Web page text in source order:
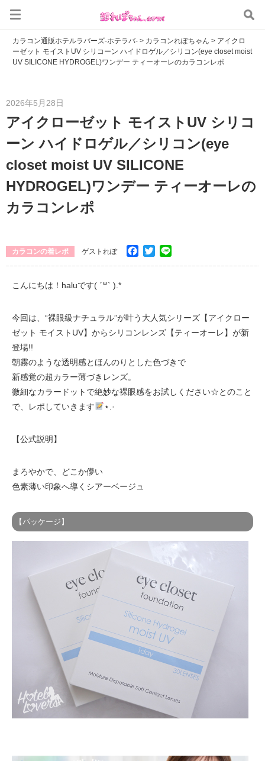
カラコン通販ホテルラバーズ-ホテラバ- > カラコンれぽちゃん > アイクロ
ーゼット モイストUV シリコーン ハイドロゲル／シリコン(eye closet moist
UV SILICONE HYDROGEL)ワンデー ティーオーレのカラコンレポ
2026年5月28日
アイクローゼット モイストUV シリコ
ーン ハイドロゲル／シリコン(eye
closet moist UV SILICONE
HYDROGEL)ワンデー ティーオーレの
カラコンレポ
カラコンの着レポ ゲストれぽ Facebook
Twitter
こんにちは！haluです( ˊ꒳ˋ ).*
今回は、“裸眼級ナチュラル”が叶う大人気シリーズ【アイクロー
ゼット モイストUV】からシリコンレンズ【ティーオーレ】が新
登場!!
朝霧のような透明感とほんのりとした色づきで
新感覚の超カラー薄づきレンズ。
微細なカラードットで絶妙な裸眼感をお試しください☆とのこと
で、レポしていきます
⋆.·
【公式説明】
まろやかで、どこか儚い
色素薄い印象へ導くシアーベージュ
【パッケージ】